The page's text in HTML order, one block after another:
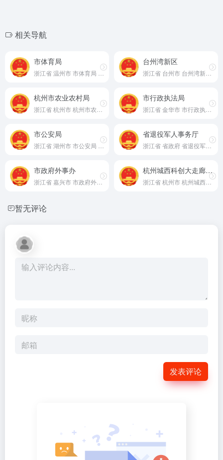
相关导航
市体育局
浙江省 温州市 市体育局 官网
台州湾新区
浙江省 台州市 台州湾新区 官网
杭州市农业农村局
浙江省 杭州市 杭州市农业农村局 官网
市行政执法局
浙江省 金华市 市行政执法局 官网
市公安局
浙江省 湖州市 市公安局 官网
省退役军人事务厅
浙江省 省政府 省退役军人事务厅 官网
市政府外事办
浙江省 嘉兴市 市政府外事办 官网
杭州城西科创大走廊管委会
浙江省 杭州市 杭州城西科创大走廊管委会 官网
暂无评论
发表评论